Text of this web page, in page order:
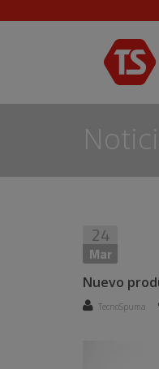
24
Mar
Nuevo
TecnoSpuma